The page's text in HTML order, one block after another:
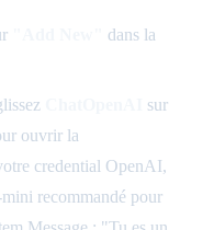
dans la
sur
ouvrir la
credential OpenAI,
recommandé pour